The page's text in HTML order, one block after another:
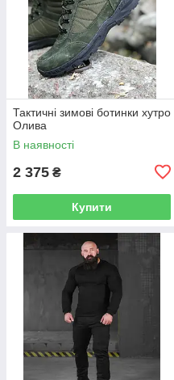
Тактичні зимові ботинки хутро
Олива
В наявності
2 375 ₴
Купити